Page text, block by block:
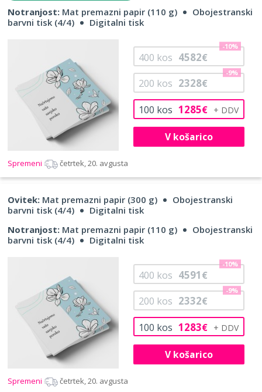
Notranjost: Mat premazni papir (110 g)
Obojestranski
barvni tisk (4/4)
Digitalni tisk
100 kos 1285€
200 kos 2328€
-9%
400 kos 4582€
-10%
V košarico
Spremeni četrtek, 20. avgusta
Ovitek: Mat premazni papir (300 g)
Obojestranski
barvni tisk (4/4)
Digitalni tisk
Notranjost: Mat premazni papir (110 g)
Obojestranski
barvni tisk (4/4)
Digitalni tisk
100 kos 1283€
200 kos 2332€
-9%
400 kos 4591€
-10%
V košarico
Spremeni četrtek, 20. avgusta